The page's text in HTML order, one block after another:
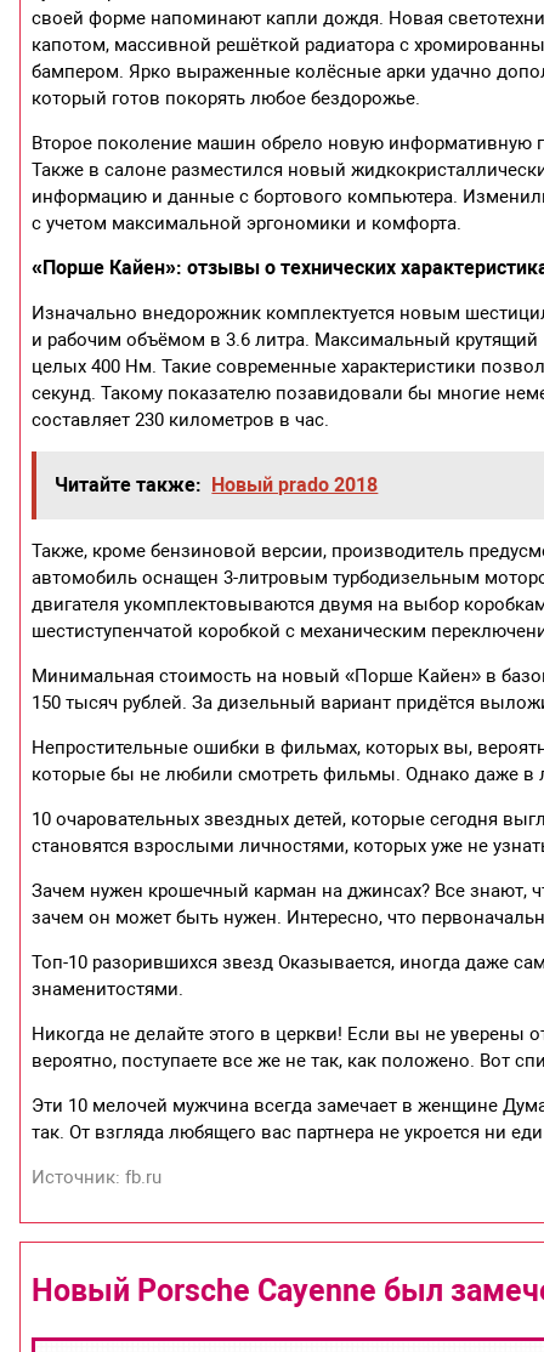
своей форме напоминают капли дождя. Новая
капотом, массивной решёткой радиатора с
бампером. Ярко выраженные колёсные арки удачно
который готов покорять любое бездорожье.
Второе поколение машин обрело новую информативную
Также в салоне разместился новый
информацию и данные с бортового компьютера.
с учетом максимальной эргономики и комфорта.
«Порше Кайен»: отзывы о технических
Изначально внедорожник комплектуется новым
и рабочим объёмом в 3.6 литра. Максимальный крутящий
целых 400 Нм. Такие современные характеристики
секунд. Такому показателю позавидовали бы многие
составляет 230 километров в час.
Читайте также: Новый prado 2018
Также, кроме бензиновой версии, производитель
автомобиль оснащен 3-литровым турбодизельным
двигателя укомплектовываются двумя на выбор
шестиступенчатой коробкой с механическим
Минимальная стоимость на новый «Порше Кайен» в
150 тысяч рублей. За дизельный вариант придётся
Непростительные ошибки в фильмах, которых вы,
которые бы не любили смотреть фильмы. Однако даже в
10 очаровательных звездных детей, которые сегодня
становятся взрослыми личностями, которых уже не
Зачем нужен крошечный карман на джинсах? Все знают,
зачем он может быть нужен. Интересно, что
Топ-10 разорившихся звезд Оказывается, иногда даже
знаменитостями.
Никогда не делайте этого в церкви! Если вы не уверены
вероятно, поступаете все же не так, как положено. Вот
Эти 10 мелочей мужчина всегда замечает в женщине
так. От взгляда любящего вас партнера не укроется ни
Источник: fb.ru
Новый Porsche Cayenne был